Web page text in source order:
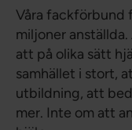
Våra fackförbund
miljoner
att på olika sätt
samhället i stort,
utbildning, att
mer. Inte om att